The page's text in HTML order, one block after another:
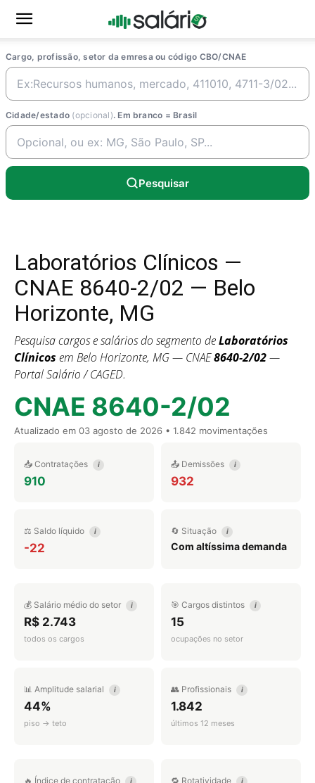
Cargo, profissão, setor da emresa ou código CBO/CNAE
Cidade/estado (opcional). Em branco = Brasil
Pesquisar
Laboratórios Clínicos —
CNAE 8640-2/02 — Belo
Horizonte, MG
Pesquisa cargos e salários do segmento deLaboratórios
Clínicos em Belo Horizonte, MG — CNAE8640-2/02—
Portal Salário / CAGED.
CNAE 8640-2/02
Atualizado em 03 agosto de 2026 • 1.842 movimentações
📥 Contratações i
910
📤 Demissões i
932
⚖️ Saldo líquido i
-22
🔄 Situação i
Com altíssima demanda
💰 Salário médio do setor i
R$ 2.743
todos os cargos
🎯 Cargos distintos i
15
ocupações no setor
📊 Amplitude salarial i
44%
piso → teto
👥 Profissionais i
1.842
últimos 12 meses
🔥 Índice de contratação i 🔁 Rotatividade i